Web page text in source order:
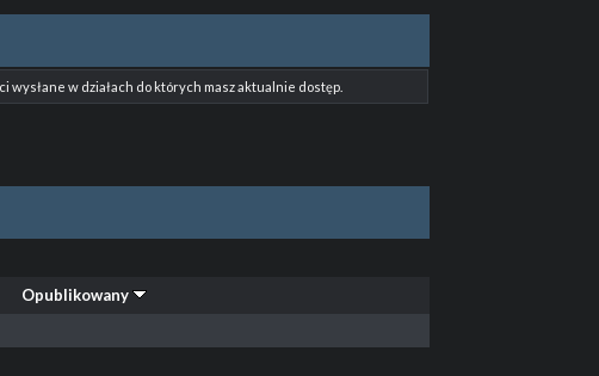
wysłane w działach do których masz aktualnie dostęp.
Opublikowany